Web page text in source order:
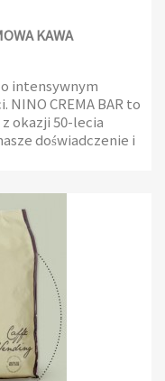
KAWA
intensywnym
CREMA BAR to
okazji 50-lecia
doświadczenie i
przed